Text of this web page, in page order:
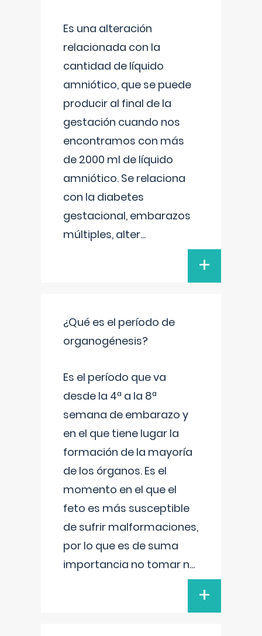
Es una alteración
relacionada con la
cantidad de líquido
amniótico, que se puede
producir al final de la
gestación cuando nos
encontramos con más
de 2000 ml de líquido
amniótico. Se relaciona
con la diabetes
gestacional, embarazos
múltiples, alter...
+
¿Qué es el período de
organogénesis?
Es el período que va
desde la 4ª a la 8ª
semana de embarazo y
en el que tiene lugar la
formación de la mayoría
de los órganos. Es el
momento en el que el
feto es más susceptible
de sufrir malformaciones,
por lo que es de suma
importancia no tomar n...
+